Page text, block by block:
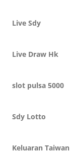
Live Sdy
Live Draw Hk
slot pulsa 5000
Sdy Lotto
Keluaran Taiwan